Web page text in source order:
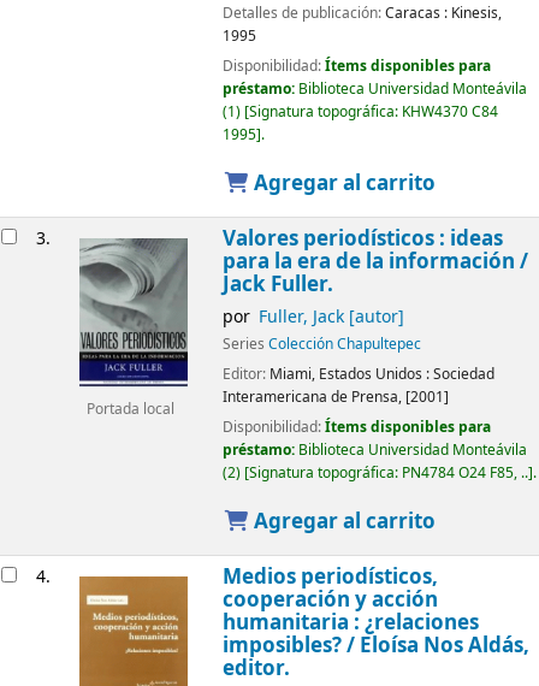
Detalles de publicación:Caracas : Kinesis,
1995
Disponibilidad:Ítems disponibles para
préstamo: Biblioteca Universidad Monteávila
(1) Signatura topográfica: KHW4370 C84
1995 .
Agregar al carrito
3.
Portada local
Valores periodísticos : ideas
para la era de la información /
Jack Fuller.
por Fuller, Jack[autor]
Series Colección Chapultepec
Editor: Miami, Estados Unidos :Sociedad
Interamericana de Prensa, [2001]
Disponibilidad:Ítems disponibles para
préstamo: Biblioteca Universidad Monteávila
(2) Signatura topográfica: PN4784 O24 F85, .. .
Agregar al carrito
4. Medios periodísticos,
cooperación y acción
humanitaria : ¿relaciones
imposibles? / Eloísa Nos Aldás,
editor.